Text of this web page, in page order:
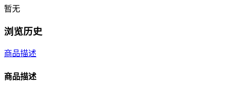
暂无
浏览历史
商品描述
商品描述